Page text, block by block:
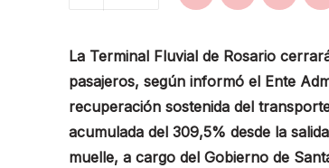
La Terminal Fluvial de Rosario
pasajeros, según informó el Ente
recuperación sostenida del
acumulada del 309,5% desde la
muelle, a cargo del Gobierno de